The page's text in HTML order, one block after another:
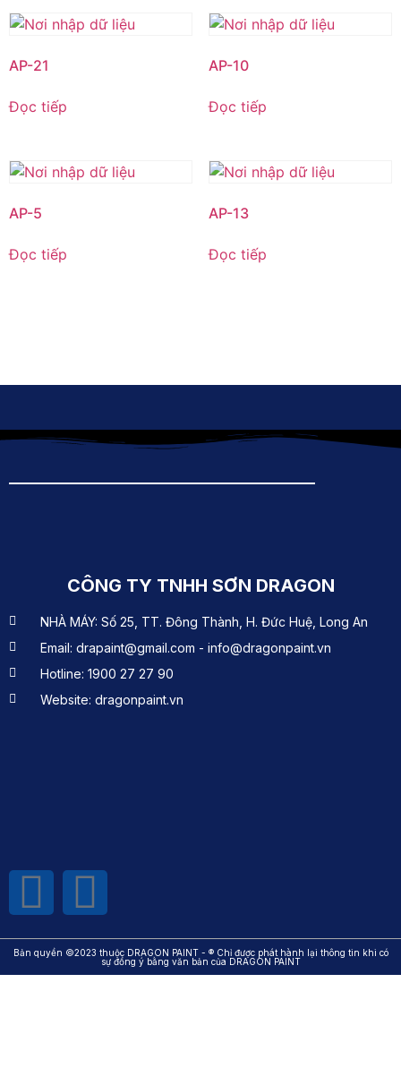
AP-21
Đọc tiếp
AP-10
Đọc tiếp
AP-5
Đọc tiếp
AP-13
Đọc tiếp
CÔNG TY TNHH SƠN DRAGON
NHÀ MÁY: Số 25, TT. Đông Thành, H. Đức Huệ, Long An
Email: drapaint@gmail.com - info@dragonpaint.vn
Hotline: 1900 27 27 90
Website: dragonpaint.vn
Bản quyền ©2023 thuộc DRAGON PAINT - ® Chỉ được phát hành lại thông tin khi có
sự đồng ý bằng văn bản của DRAGON PAINT